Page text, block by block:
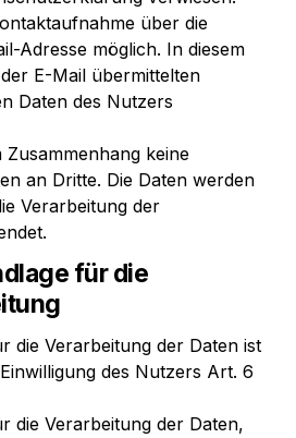
über die
Adresse möglich. In diesem
E-Mail übermittelten
Daten des Nutzers
Zusammenhang keine
an Dritte. Die Daten werden
Verarbeitung der
für die
die Verarbeitung der Daten ist
des Nutzers Art. 6
die Verarbeitung der Daten,